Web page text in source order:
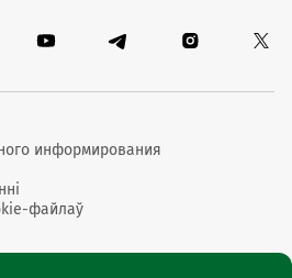
информирования
файлаў